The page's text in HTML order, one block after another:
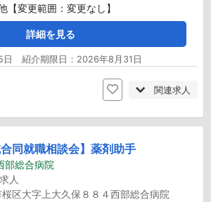
【変更範囲：変更なし】
詳細を見る
日 紹介期限日：2026年8月31日
関連求人
合同就職相談会】薬剤助手
部総合病院
人
区大字上大久保８８４西部総合病院